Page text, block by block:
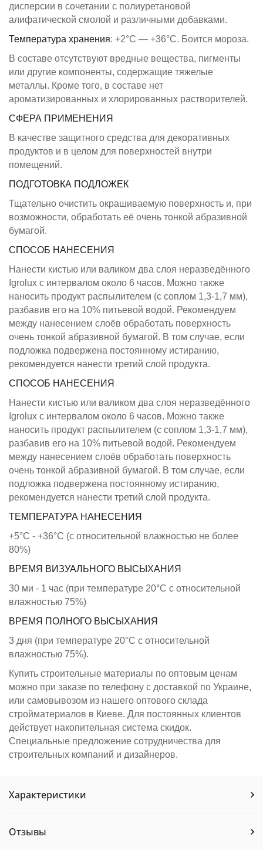
дисперсии в сочетании с полиуретановой
алифатической смолой и различными добавками.
Температура хранения: +2°C — +36°C. Боится мороза.
В составе отсутствуют вредные вещества, пигменты
или другие компоненты, содержащие тяжелые
металлы. Кроме того, в составе нет
ароматизированных и хлорированных растворителей.
СФЕРА ПРИМЕНЕНИЯ
В качестве защитного средства для декоративных
продуктов и в целом для поверхностей внутри
помещений.
ПОДГОТОВКА ПОДЛОЖЕК
Тщательно очистить окрашиваемую поверхность и, при
возможности, обработать её очень тонкой абразивной
бумагой.
СПОСОБ НАНЕСЕНИЯ
Нанести кистью или валиком два слоя неразведённого
Igrolux с интервалом около 6 часов. Можно также
наносить продукт распылителем (с соплом 1,3-1,7 мм),
разбавив его на 10% питьевой водой. Рекомендуем
между нанесением слоёв обработать поверхность
очень тонкой абразивной бумагой. В том случае, если
подложка подвержена постоянному истиранию,
рекомендуется нанести третий слой продукта.
СПОСОБ НАНЕСЕНИЯ
Нанести кистью или валиком два слоя неразведённого
Igrolux с интервалом около 6 часов. Можно также
наносить продукт распылителем (с соплом 1,3-1,7 мм),
разбавив его на 10% питьевой водой. Рекомендуем
между нанесением слоёв обработать поверхность
очень тонкой абразивной бумагой. В том случае, если
подложка подвержена постоянному истиранию,
рекомендуется нанести третий слой продукта.
ТЕМПЕРАТУРА НАНЕСЕНИЯ
+5°C - +36°C (с относительной влажностью не более
80%)
ВРЕМЯ ВИЗУАЛЬНОГО ВЫСЫХАНИЯ
30 ми - 1 час (при температуре 20°C с относительной
влажностью 75%)
ВРЕМЯ ПОЛНОГО ВЫСЫХАНИЯ
3 дня (при температуре 20°C с относительной
влажностью 75%).
Купить строительные материалы по оптовым ценам
можно при заказе по телефону с доставкой по Украине,
или самовывозом из нашего оптового склада
стройматериалов в Киеве. Для постоянных клиентов
действует накопительная система скидок.
Специальные предложение сотрудничества для
строительных компаний и дизайнеров.
Характеристики
Отзывы